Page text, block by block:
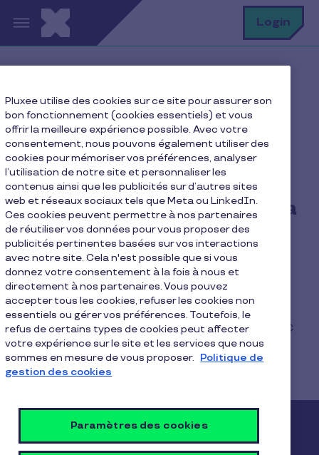
Aller au contenu principal Login
Comment savoir si mon smartphone dispose de la
fonction NFC ?
Comment savoir si mon
smartphone dispose de la
fonction NFC ?
Dans votre menu déroulant sur l’écran principal
(faites glisser du haut de l’écran, vers le bas ->
menu où vous pouvez activer/désactiver
usuellement votre wifi ou mode avion), le logo NFC
doit être disponible parmi vos choix.
Pluxee
Pluxee utilise des cookies sur ce site pour assurer son
bon fonctionnement (cookies essentiels) et vous
offrir la meilleure expérience possible. Avec votre
consentement, nous pouvons également utiliser des
cookies pour mémoriser vos préférences, analyser
l’utilisation de notre site et personnaliser les
contenus ainsi que les publicités sur d’autres sites
web et réseaux sociaux tels que Meta ou LinkedIn.
Ces cookies peuvent permettre à nos partenaires
de réutiliser vos données pour vous proposer des
publicités pertinentes basées sur vos interactions
avec notre site. Cela n'est possible que si vous
donnez votre consentement à la fois à nous et
directement à nos partenaires. Vous pouvez
accepter tous les cookies, refuser les cookies non
essentiels ou gérer vos préférences. Toutefois, le
refus de certains types de cookies peut affecter
votre expérience sur le site et les services que nous
sommes en mesure de vous proposer. Politique de
gestion des cookies
Paramètres des cookies